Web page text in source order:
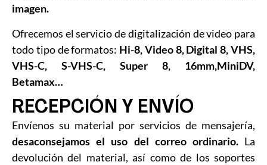
imagen.
Ofrecemos el servicio de digitalización de video para
todo tipo de formatos: Hi-8, Video 8, Digital 8, VHS,
VHS-C, S-VHS-C, Super 8, 16mm,MiniDV,
Betamax…
RECEPCIÓN Y ENVÍO
Envíenos su material por servicios de mensajería,
desaconsejamos el uso del correo ordinario.La
devolución del material, así como de los soportes